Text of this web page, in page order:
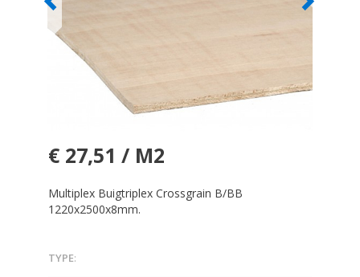
€ 27,51 / M2
Multiplex Buigtriplex Crossgrain B/BB
1220x2500x8mm.
TYPE: